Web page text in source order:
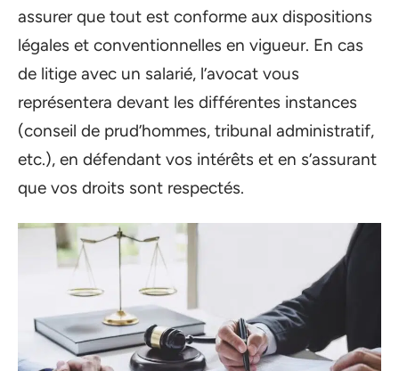
assurer que tout est conforme aux dispositions
légales et conventionnelles en vigueur. En cas
de litige avec un salarié, l’avocat vous
représentera devant les différentes instances
(conseil de prud’hommes, tribunal administratif,
etc.), en défendant vos intérêts et en s’assurant
que vos droits sont respectés.